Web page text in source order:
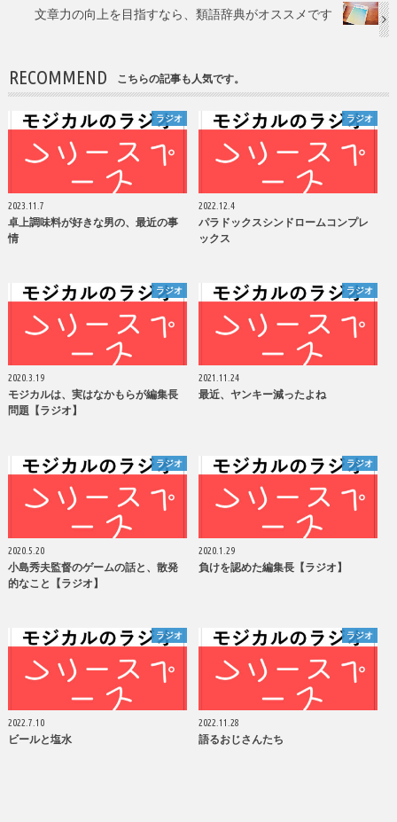
文章力の向上を目指すなら、類語辞典がオススメです
RECOMMEND こちらの記事も人気です。
ラジオ
2023.11.7
卓上調味料が好きな男の、最近の事
情
ラジオ
2022.12.4
パラドックスシンドロームコンプレ
ックス
ラジオ
2020.3.19
モジカルは、実はなかもらが編集長
問題【ラジオ】
ラジオ
2021.11.24
最近、ヤンキー減ったよね
ラジオ
2020.5.20
小島秀夫監督のゲームの話と、散発
的なこと【ラジオ】
ラジオ
2020.1.29
負けを認めた編集長【ラジオ】
ラジオ
2022.7.10
ビールと塩水
ラジオ
2022.11.28
語るおじさんたち